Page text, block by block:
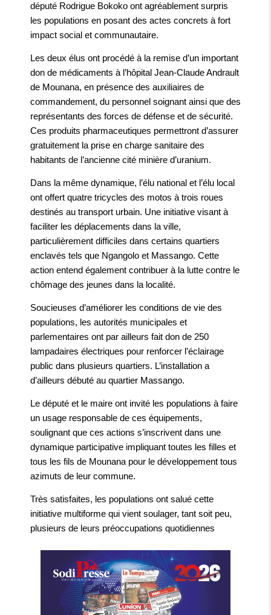
député Rodrigue Bokoko ont agréablement surpris
les populations en posant des actes concrets à fort
impact social et communautaire.
Les deux élus ont procédé à la remise d’un important
don de médicaments à l’hôpital Jean-Claude Andrault
de Mounana, en présence des auxiliaires de
commandement, du personnel soignant ainsi que des
représentants des forces de défense et de sécurité.
Ces produits pharmaceutiques permettront d’assurer
gratuitement la prise en charge sanitaire des
habitants de l’ancienne cité minière d’uranium.
Dans la même dynamique, l’élu national et l’élu local
ont offert quatre tricycles des motos à trois roues
destinés au transport urbain. Une initiative visant à
faciliter les déplacements dans la ville,
particulièrement difficiles dans certains quartiers
enclavés tels que Ngangolo et Massango. Cette
action entend également contribuer à la lutte contre le
chômage des jeunes dans la localité.
Soucieuses d’améliorer les conditions de vie des
populations, les autorités municipales et
parlementaires ont par ailleurs fait don de 250
lampadaires électriques pour renforcer l’éclairage
public dans plusieurs quartiers. L’installation a
d’ailleurs débuté au quartier Massango.
Le député et le maire ont invité les populations à faire
un usage responsable de ces équipements,
soulignant que ces actions s’inscrivent dans une
dynamique participative impliquant toutes les filles et
tous les fils de Mounana pour le développement tous
azimuts de leur commune.
Très satisfaites, les populations ont salué cette
initiative multiforme qui vient soulager, tant soit peu,
plusieurs de leurs préoccupations quotidiennes